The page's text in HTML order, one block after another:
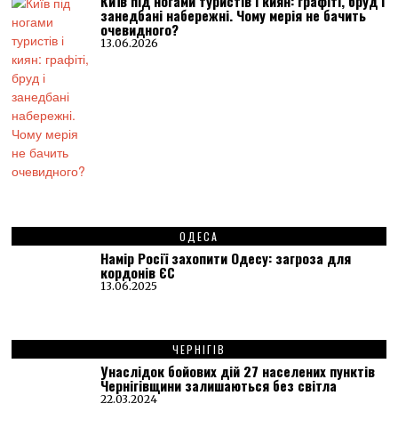
занедбані набережні. Чому мерія не бачить
очевидного?
13.06.2026
ОДЕСА
Намір Росії захопити Одесу: загроза для
кордонів ЄС
13.06.2025
ЧЕРНІГІВ
Унаслідок бойових дій 27 населених пунктів
Чернігівщини залишаються без світла
22.03.2024